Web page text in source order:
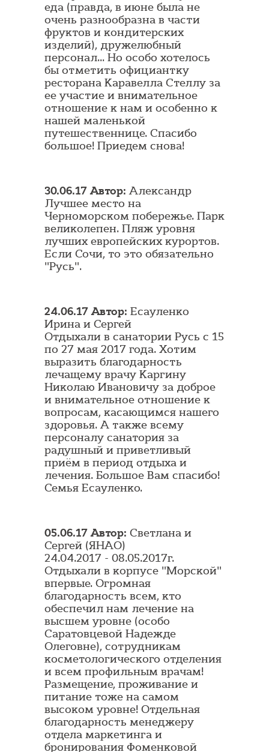
еда (правда, в июне была не
очень разнообразна в части
фруктов и кондитерских
изделий), дружелюбный
персонал... Но особо хотелось
бы отметить официантку
ресторана Каравелла Стеллу за
ее участие и внимательное
отношение к нам и особенно к
нашей маленькой
путешественнице. Спасибо
большое! Приедем снова!
30.06.17 Автор:Александр
Лучшее место на
Черноморском побережье. Парк
великолепен. Пляж уровня
лучших европейских курортов.
Если Сочи, то это обязательно
"Русь".
24.06.17 Автор: Есауленко
Ирина и Сергей
Отдыхали в санатории Русь с 15
по 27 мая 2017 года. Хотим
выразить благодарность
лечащему врачу Каргину
Николаю Ивановичу за доброе
и внимательное отношение к
вопросам, касающимся нашего
здоровья. А также всему
персоналу санатория за
радушный и приветливый
приём в период отдыха и
лечения. Большое Вам спасибо!
Семья Есауленко.
05.06.17 Автор: Светлана и
Сергей (ЯНАО)
24.04.2017 - 08.05.2017г.
Отдыхали в корпусе "Морской"
впервые. Огромная
благодарность всем, кто
обеспечил нам лечение на
высшем уровне (особо
Саратовцевой Надежде
Олеговне), сотрудникам
косметологического отделения
и всем профильным врачам!
Размещение, проживание и
питание тоже на самом
высоком уровне! Отдельная
благодарность менеджеру
отдела маркетинга и
бронирования Фоменковой